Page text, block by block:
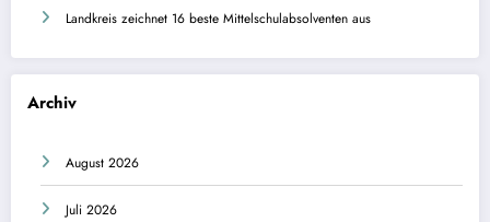
Landkreis zeichnet 16 beste Mittelschulabsolventen aus
Archiv
August 2026
Juli 2026